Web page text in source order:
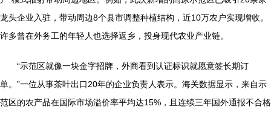
龙头企业入驻，带动周边8个县市调整种植结构，近10万农户实现增收。
许多曾在外务工的年轻人也选择返乡，投身现代农业产业链。
“示范区就像一块金字招牌，外商看到认证标识就愿意签长期订
单。”一位从事茶叶出口20年的企业负责人表示。海关数据显示，来自示
范区的农产品在国际市场溢价率平均达15%，且连续三年国外通报不合格